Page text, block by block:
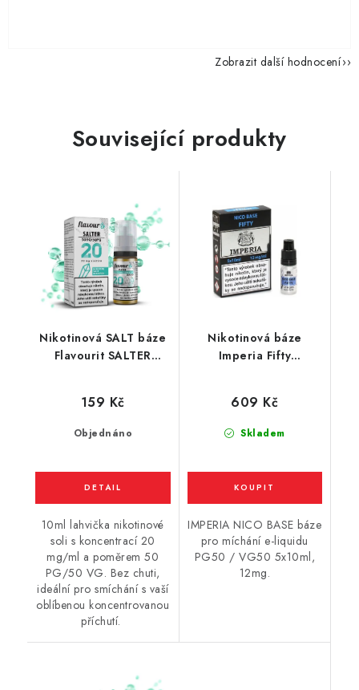
Zobrazit další hodnocení
Související produkty
Nikotinová SALT báze
Flavourit SALTER
Objednáno
159 Kč
10ml lahvička nikotinové
soli s koncentrací 20
mg/ml a poměrem 50
PG/50 VG. Bez chuti,
ideální pro smíchání s vaší
oblíbenou koncentrovanou
příchutí.
Nikotinová báze
Imperia Fifty
Skladem
609 Kč
IMPERIA NICO BASE báze
pro míchání e-liquidu
PG50 / VG50 5x10ml,
12mg.